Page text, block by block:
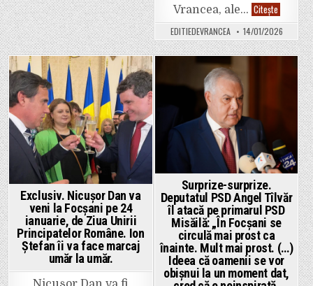
Vrancea, ale… CiteșteFratele
fostului
inspector
școlar
general
al
Gabriela
Marchitan
afaceri
Școlar,
dar
și
cu
Colegiul
în
timpul
surorii
Marchitan
și-
a
cumpărat
trei
EDITIEDEVRANCEA 14/01/2026
Posted
in
Exclusiv. Nicușor Dan va
veni la Focșani pe 24
ianuarie, de Ziua Unirii
Principatelor Române. Ion
Ștefan îi va face marcaj
umăr la umăr.
Posted
Surprize-surprize.
Deputatul PSD Angel Tîlvăr
îl atacă pe primarul PSD
Misăilă: „În Focșani se
circulă mai prost ca
înainte. Mult mai prost. (…)
Ideea că oamenii se vor
obișnui la un moment dat,